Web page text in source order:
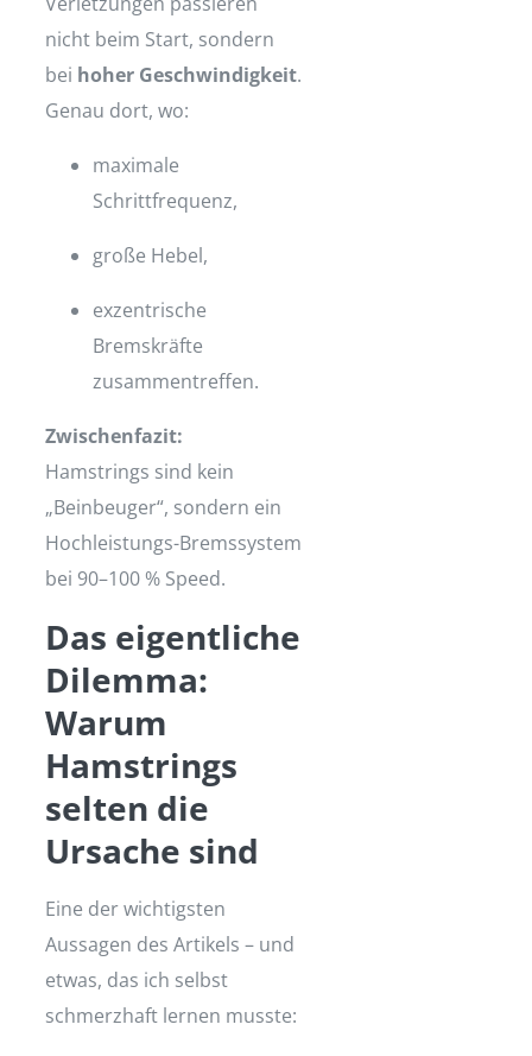
nicht beim Start, sondern
bei hoher Geschwindigkeit.
Genau dort, wo:
maximale
Schrittfrequenz,
große Hebel,
exzentrische
Bremskräfte
zusammentreffen.
Zwischenfazit:
Hamstrings sind kein
„Beinbeuger“, sondern ein
Hochleistungs-Bremssystem
bei 90–100 % Speed.
Das eigentliche
Dilemma:
Warum
Hamstrings
selten die
Ursache sind
Eine der wichtigsten
Aussagen des Artikels – und
etwas, das ich selbst
schmerzhaft lernen musste: